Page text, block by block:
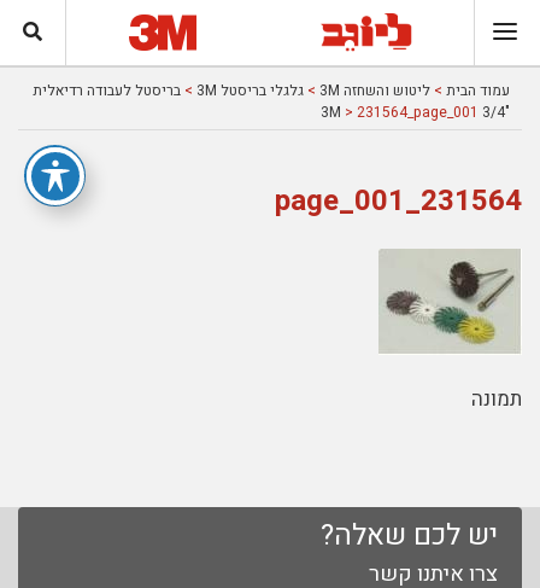
עמוד הבית > ליטוש והשחזה 3M > גלגלי בריסטל 3M > בריסטל לעבודה רדיאלית
"3/4 3M
> 231564_page_001
231564_page_001
תמונה
יש לכם שאלה?
צרו איתנו קשר